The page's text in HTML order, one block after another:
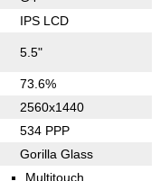
IPS LCD
5.5"
73.6%
2560x1440
534 PPP
Gorilla Glass
Multitouch